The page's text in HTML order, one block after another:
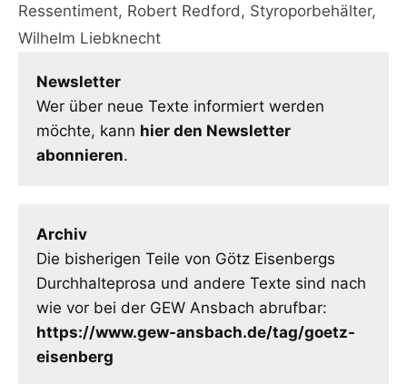
Ressentiment, Robert Redford , Styroporbehälter,
Wilhelm Liebknecht
Newsletter
Wer über neue Texte informiert werden
möchte, kann hier den Newsletter
abonnieren.
Archiv
Die bisherigen Teile von Götz Eisenbergs
Durchhalteprosa und andere Texte sind nach
wie vor bei der GEW Ansbach abrufbar:
https://www.gew-ansbach.de/tag/goetz-
eisenberg